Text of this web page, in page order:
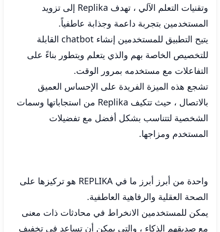
وتقنيات التعلم الآلي ، تهدف Replika إلى تزويد
المستخدمين بتجربة داعمة وجذابة عاطفياً.
يتيح التطبيق للمستخدمين إنشاء chatbot القابلة
للتخصيص الخاصة بهم والذي يتعلم ويتطور بناءً على
التفاعلات مع مستخدمه بمرور الوقت.
تشجع هذه الميزة الفريدة على الإحساس العميق
بالاتصال ، حيث تتكيف Replika من استجاباتها وسمات
الشخصية لتتناسب بشكل أفضل مع تفضيلات
المستخدم ومزاجها.
واحدة من أبرز أبرز ما في REPLIKA هو تركيزها على
الصحة العقلية والرفاهية العاطفية.
يمكن للمستخدمين الانخراط في محادثات ذات معنى
مع صديقهم الذكاء ، والتي يمكن أن تساعد في تخفيف